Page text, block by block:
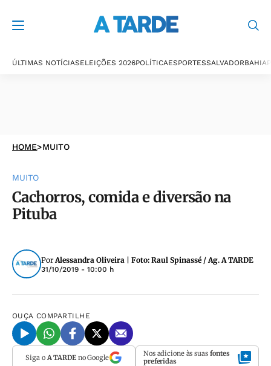
ÚLTIMAS NOTÍCIASELEIÇÕES 2026POLÍTICAESPORTESSALVADORBAHIA
HOME>MUITO
MUITO
Cachorros, comida e diversão na
Pituba
PorAlessandra Oliveira | Foto: Raul Spinassé / Ag. A TARDE
31/10/2019 - 10:00 h
OUÇA COMPARTILHE
Siga o A TARDEno Google Nos adicione às suas fontes
preferidas